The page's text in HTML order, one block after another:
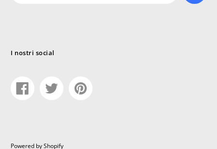
I nostri social
Condividi
su
Tweet
su
Pin
su
Powered by Shopify